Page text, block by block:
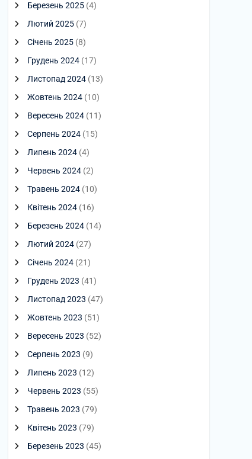
Березень 2025 (4)
Лютий 2025 (7)
Січень 2025 (8)
Грудень 2024 (17)
Листопад 2024 (13)
Жовтень 2024 (10)
Вересень 2024 (11)
Серпень 2024 (15)
Липень 2024 (4)
Червень 2024 (2)
Травень 2024 (10)
Квітень 2024 (16)
Березень 2024 (14)
Лютий 2024 (27)
Січень 2024 (21)
Грудень 2023 (41)
Листопад 2023 (47)
Жовтень 2023 (51)
Вересень 2023 (52)
Серпень 2023 (9)
Липень 2023 (12)
Червень 2023 (55)
Травень 2023 (79)
Квітень 2023 (79)
Березень 2023 (45)